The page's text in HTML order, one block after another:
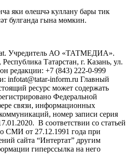
яки өлешчә куллану бары тик
булганда гына мөмкин.
Учредитель АО «ТАТМЕДИА».
Татарстан, г. Казань, ул.
редакции: +7 (843) 222-0-999
infotat@tatar-inform.ru Главный
ресурс может содержать
Федеральной
связи, информационных
номер записи серия
В соответствии со статьей
о СМИ от 27.12.1991 года при
сайта “Интертат” другим
гиперссылка на него